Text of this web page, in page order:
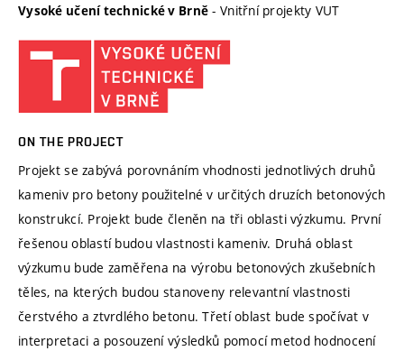
Vysoké učení technické v Brně - Vnitřní projekty VUT
ON THE PROJECT
Projekt se zabývá porovnáním vhodnosti jednotlivých druhů
kameniv pro betony použitelné v určitých druzích betonových
konstrukcí. Projekt bude členěn na tři oblasti výzkumu. První
řešenou oblastí budou vlastnosti kameniv. Druhá oblast
výzkumu bude zaměřena na výrobu betonových zkušebních
těles, na kterých budou stanoveny relevantní vlastnosti
čerstvého a ztvrdlého betonu. Třetí oblast bude spočívat v
interpretaci a posouzení výsledků pomocí metod hodnocení